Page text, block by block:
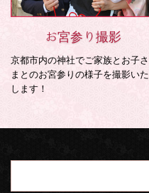
お宮参り撮影
京都市内の神社でご家族とお子さ
まとのお宮参りの様子を撮影いた
します！